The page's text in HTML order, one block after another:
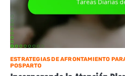
ESTRATEGIAS DE AFRONTAMIENTO
POSPARTO